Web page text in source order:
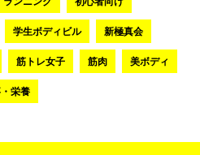
学生ボディビル 新極真会
筋トレ女子 筋肉 美ボディ
栄養